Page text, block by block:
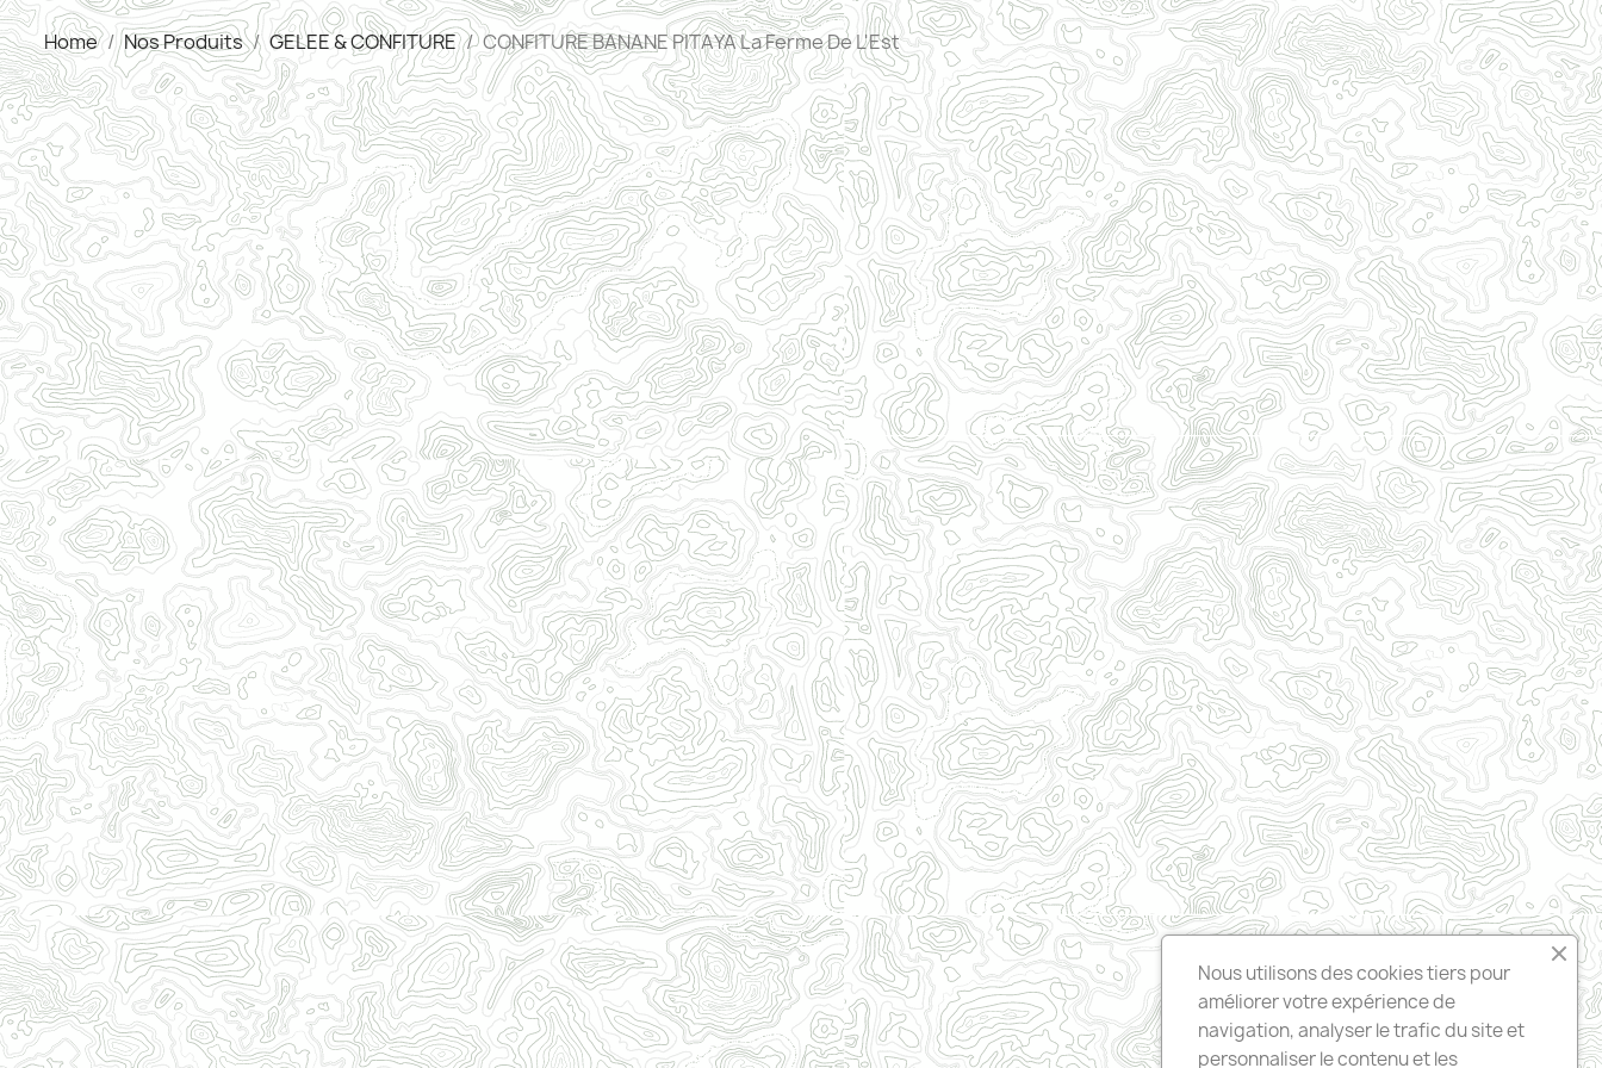
Home Nos Produits GELEE & CONFITURE CONFITURE BANANE PITAYA La Ferme De L'Est
Nous utilisons des cookies tiers pour
améliorer votre expérience de
navigation, analyser le trafic du site et
personnaliser le contenu et les